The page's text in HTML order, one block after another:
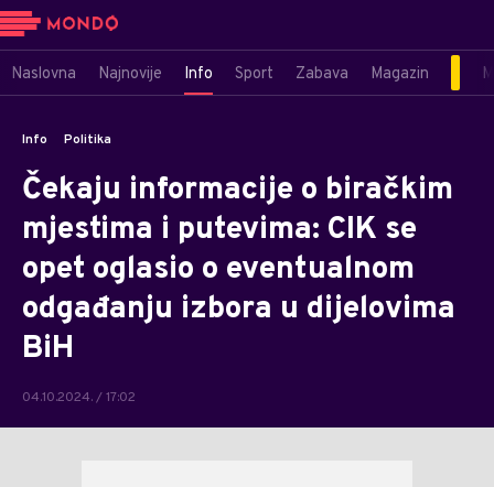
Naslovna Najnovije Info Sport Zabava Magazin
Info Politika
Čekaju informacije o biračkim
mjestima i putevima: CIK se
opet oglasio o eventualnom
odgađanju izbora u dijelovima
BiH
04.10.2024. / 17:02